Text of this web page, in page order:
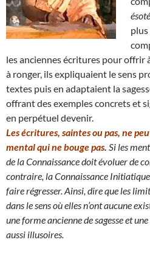
les anciennes écritures pour offrir
à ronger, ils expliquaient le sens
textes puis en adaptaient la
offrant des exemples concrets et
en perpétuel devenir.
Les écritures, saintes ou pas, ne
mental qui ne bouge pas. Si les
de la Connaissance doit évoluer de
contraire, la Connaissance
faire régresser. Ainsi, dire que les
dans le sens où elles n’ont aucune
une forme ancienne de sagesse et
aussi illusoires.